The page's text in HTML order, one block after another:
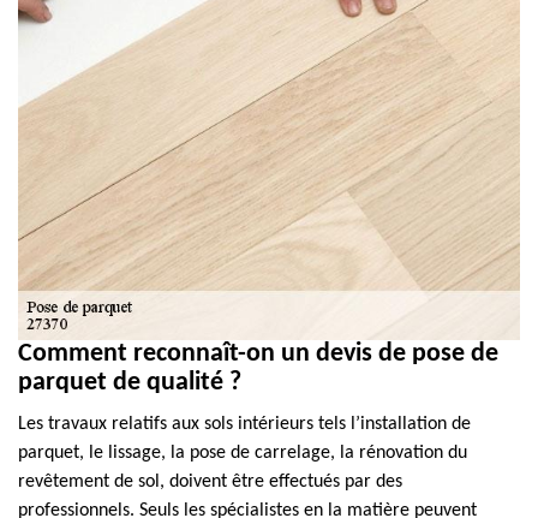
Comment reconnaît-on un devis de pose de
parquet de qualité ?
Les travaux relatifs aux sols intérieurs tels l’installation de
parquet, le lissage, la pose de carrelage, la rénovation du
revêtement de sol, doivent être effectués par des
professionnels. Seuls les spécialistes en la matière peuvent